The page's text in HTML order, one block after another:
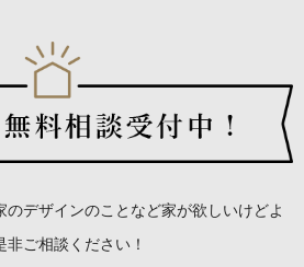
のデザインのことなど家が欲しいけどよ
ご相談ください！